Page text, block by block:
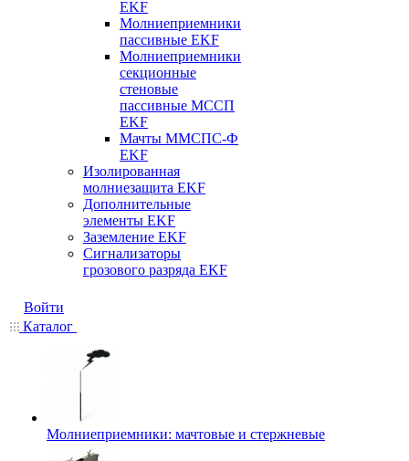
EKF
Молниеприемники
пассивные EKF
Молниеприемники
секционные
стеновые
пассивные МССП
EKF
Мачты ММСПС-Ф
EKF
Изолированная
молниезащита EKF
Дополнительные
элементы EKF
Заземление EKF
Сигнализаторы
грозового разряда EKF
Войти
Каталог
Молниеприемники: мачтовые и стержневые